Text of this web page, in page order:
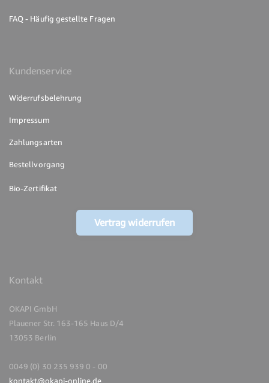
FAQ - Häufig gestellte Fragen
Kundenservice
Widerrufsbelehrung
Impressum
Zahlungsarten
Bestellvorgang
Bio-Zertifikat
Vertrag widerrufen
Kontakt
OKAPI GmbH
Plauener Str. 163-165 Haus D/4
13053 Berlin
0049 (0) 30 235 939 0 - 00
kontakt@okapi-online.de